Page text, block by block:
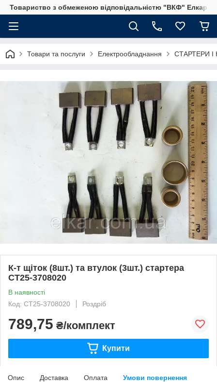
Товариство з обмеженою відповідальністю "ВКФ" Елкар"
Товари та послуги Електрообладнання СТАРТЕРИ І
К-т щіток (8шт.) та втулок (3шт.) стартера
СТ25-3708020
В наявності
Код: СТ25-3708020
Роздріб
789,75 ₴/комплект
Купити
Опис Доставка Оплата Умови повернення